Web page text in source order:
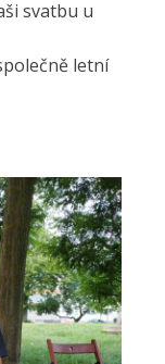
svatbu u
letní